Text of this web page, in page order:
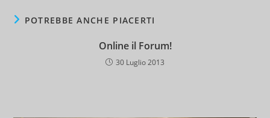
POTREBBE ANCHE PIACERTI
Online il Forum!
30 Luglio 2013